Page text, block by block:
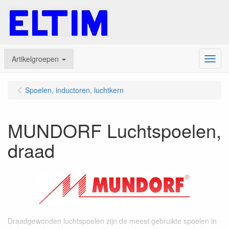
Artikelgroepen Menu
Spoelen, inductoren, luchtkern
MUNDORF Luchtspoelen,
draad
Draadgewonden luchtspoelen zijn de meest gebruikte spoelen in